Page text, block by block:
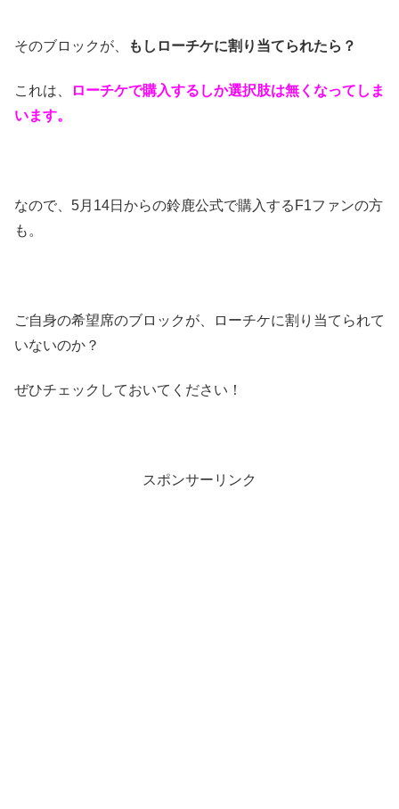
そのブロックが、 もしローチケに割り当てられたら？
これは、
ローチケで購入するしか選択肢は無くなってしま
います。
なので、5月14日からの鈴鹿公式で購入するF1ファンの方
も。
ご自身の希望席のブロックが、ローチケに割り当てられて
いないのか？
ぜひチェックしておいてください！
スポンサーリンク